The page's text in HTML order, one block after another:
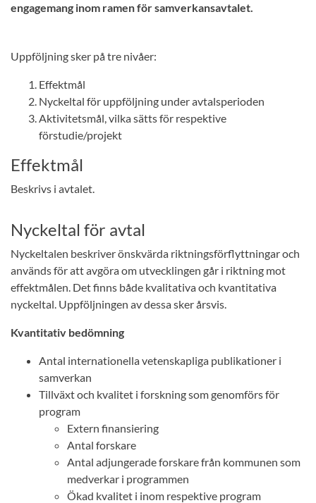
engagemang inom ramen för samverkansavtalet.
Uppföljning sker på tre nivåer:
Effektmål
Nyckeltal för uppföljning under avtalsperioden
Aktivitetsmål, vilka sätts för respektive
förstudie/projekt
Effektmål
Beskrivs i avtalet.
Nyckeltal för avtal
Nyckeltalen beskriver önskvärda riktningsförflyttningar och
används för att avgöra om utvecklingen går i riktning mot
effektmålen. Det finns både kvalitativa och kvantitativa
nyckeltal. Uppföljningen av dessa sker årsvis.
Kvantitativ bedömning
Antal internationella vetenskapliga publikationer i
samverkan
Tillväxt och kvalitet i forskning som genomförs för
program
Extern finansiering
Antal forskare
Antal adjungerade forskare från kommunen som
medverkar i programmen
Ökad kvalitet i inom respektive program